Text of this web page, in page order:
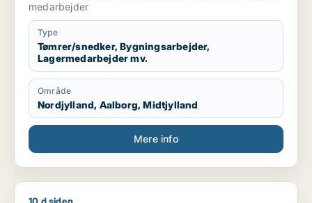
medarbejder
Type
Tømrer/snedker, Bygningsarbejder,
Lagermedarbejder mv.
Område
Nordjylland, Aalborg, Midtjylland
Mere info